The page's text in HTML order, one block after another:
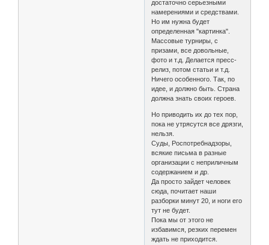
достаточно серьезными
намерениями и средствами.
Но им нужна будет
определенная "картинка".
Массовые турниры, с
призами, все довольные,
фото и т.д. Делается пресс-
релиз, потом статьи и т.д.
Ничего особенного. Так, по
идее, и должно быть. Страна
должна знать своих героев.
Но приводить их до тех пор,
пока не утрясутся все дрязги,
нельзя.
Суды, Роспотребнадзоры,
всякие письма в разные
организации с неприличным
содержанием и др.
Да просто зайдет человек
сюда, почитает наши
разборки минут 20, и ноги его
тут не будет.
Пока мы от этого не
избавимся, резких перемен
ждать не приходится.